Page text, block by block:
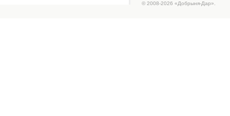
© 2008-2026 «Добрыня-Дар».